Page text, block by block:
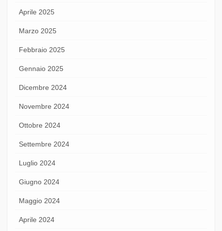
Aprile 2025
Marzo 2025
Febbraio 2025
Gennaio 2025
Dicembre 2024
Novembre 2024
Ottobre 2024
Settembre 2024
Luglio 2024
Giugno 2024
Maggio 2024
Aprile 2024